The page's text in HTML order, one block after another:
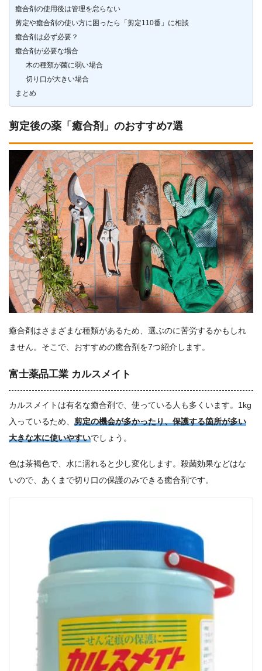
癒合剤の使用後は管理を怠らない
剪定や癒合剤の使い方に困ったら「剪定110番」に相談
癒合剤は必ず必要？
癒合剤が必要な場合
木の種類が菌に弱い場合
切り口が大きい場合
まとめ
剪定後の薬「癒合剤」のおすすめ7選
癒合剤はさまざまな種類があるため、選ぶのに苦労するかもしれ
ません。そこで、おすすめの癒合剤を7つ紹介します。
富士薬品工業 カルスメイト
カルスメイトは有名な癒合剤で、使っている人も多くいます。1kg
入っているため、 剪定の機会が多かったり、保護する箇所が多い
大きな木に使いやすいでしょう。
色は茶褐色で、水に濡れると少し変化します。殺菌効果などはな
いので、あくまで切り口の保護のみできる癒合剤です。